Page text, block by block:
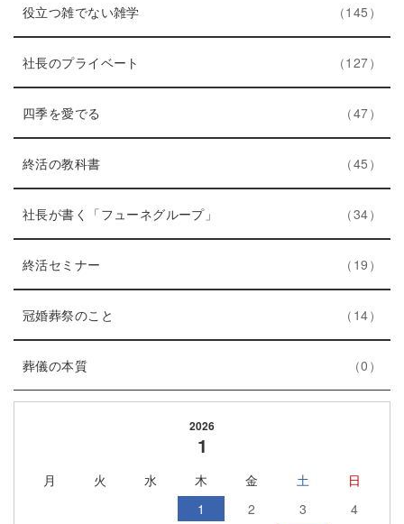
ー
数
ト
リ
数
役立つ雑でない雑学エ
ン
リ
数
145
件
社長のプライベート
ン
リ
数
127
四季を愛でる
ン
ト
リ
ー
数
47
終活の教科書エ
ン
ト
リ
数
45
件
社長が書く「フューネグループ」
ン
リ
数
34
終活セミナー
ン
ト
リ
数
19
冠婚葬祭のこと
ン
リ
14
葬儀の本質エ
ン
数
0
件
2026
1
月 火 水 木 金 土
日
1
2 3
4